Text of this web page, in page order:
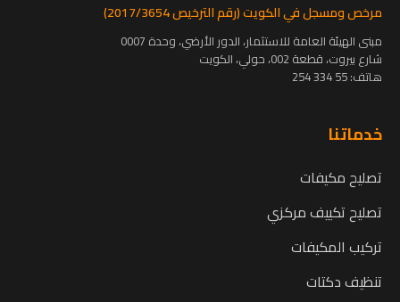
مرخص ومسجل في الكويت (رقم الترخيص 2017/3654)
مبنى الهيئة العامة للاستثمار، الدور الأرضي، وحدة 0007
شارع بيروت، قطعة 002، حولي، الكويت
هاتف:55 334 254
خدماتنا
تصليح مكيفات
تصليح تكييف مركزي
تركيب المكيفات
تنظيف دكتات